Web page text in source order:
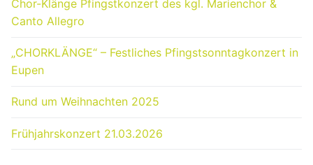
Chor-Klänge Pfingstkonzert des kgl. Marienchor &
Canto Allegro
„CHORKLÄNGE“ – Festliches Pfingstsonntagkonzert in
Eupen
Rund um Weihnachten 2025
Frühjahrskonzert 21.03.2026